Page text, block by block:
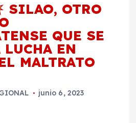
SILAO, OTRO
QUE SE
EN
MALTRATO
junio 6, 2023